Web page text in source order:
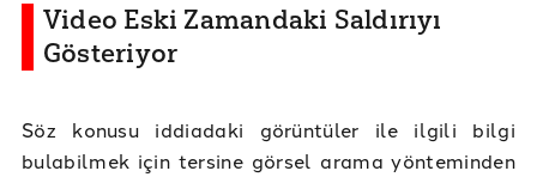
Video Eski Zamandaki Saldırıyı
Gösteriyor
Söz konusu iddiadaki görüntüler ile ilgili bilgi
bulabilmek için tersine görsel arama yönteminden